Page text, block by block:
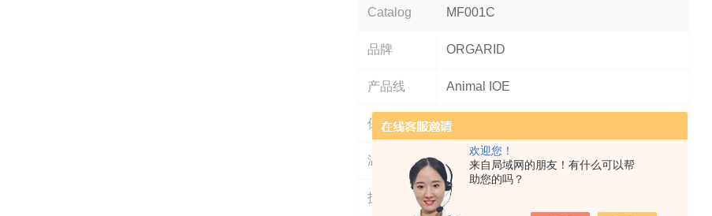
欢迎您！
来自局域网的朋友！有什么可以帮
助您的吗？
Catalog MF001C
品牌 ORGARID
产品线 Animal IOE
保质期 9个月
温度 -20℃
技术支持 免费